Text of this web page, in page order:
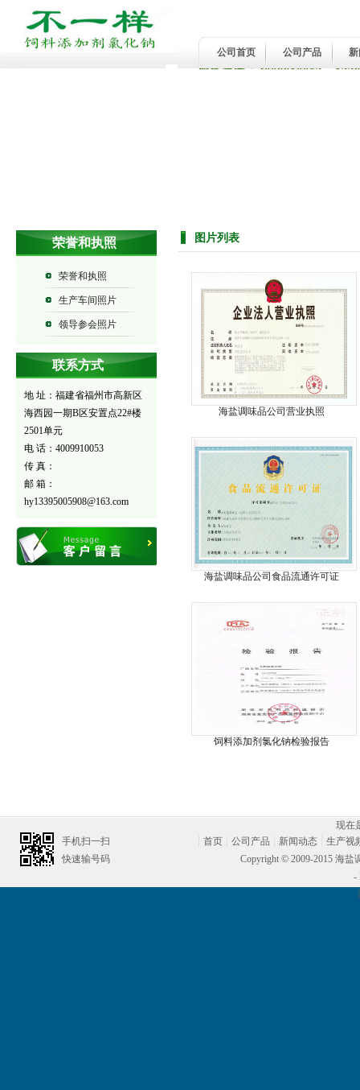
服务热线：4009910053
公司首页 公司产品
荣誉和执照
荣誉和执照
生产车间照片
领导参会照片
联系方式
地 址：福建省福州市高新区
海西园一期B区安置点22#楼
2501单元
电 话：4009910053
传 真：
邮 箱：
hy13395005908@163.com
图片列表
海盐调味品公司营业执照
海盐调味品公司食品流通许可证
饲料添加剂氯化钠检验报告
现在
手机扫一扫
快速输号码
首页 公司产品 新闻动态
生产视
Copyright © 2009-2015 海盐
-